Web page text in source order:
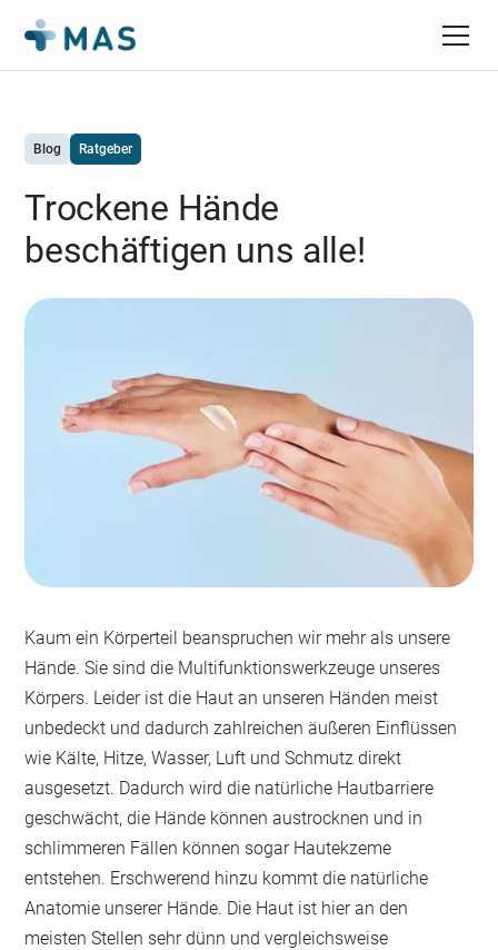
Blog Ratgeber
Trockene Hände
beschäftigen uns alle!
Kaum ein Körperteil beanspruchen wir mehr als unsere
Hände. Sie sind die Multifunktionswerkzeuge unseres
Körpers. Leider ist die Haut an unseren Händen meist
unbedeckt und dadurch zahlreichen äußeren Einflüssen
wie Kälte, Hitze, Wasser, Luft und Schmutz direkt
ausgesetzt. Dadurch wird die natürliche Hautbarriere
geschwächt, die Hände können austrocknen und in
schlimmeren Fällen können sogar Hautekzeme
entstehen. Erschwerend hinzu kommt die natürliche
Anatomie unserer Hände. Die Haut ist hier an den
meisten Stellen sehr dünn und vergleichsweise